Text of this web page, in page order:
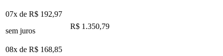
07x de R$ 192,97
sem juros
R$ 1.350,79
08x de R$ 168,85